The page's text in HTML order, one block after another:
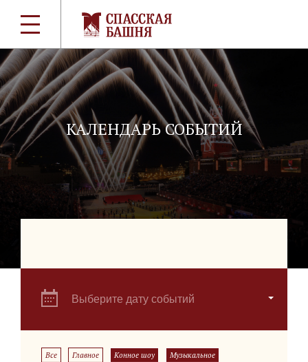
КАЛЕНДАРЬ СОБЫТИЙ
Выберите дату событий
Все Главное Конное шоу Музыкальное